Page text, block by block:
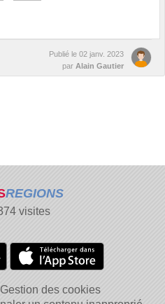
Publié le 02 janv. 2023
par Alain Gautier
REGIONS
visites
Gestion des cookies